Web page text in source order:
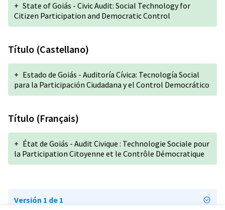
+ State of Goiás - Civic Audit: Social Technology for
Citizen Participation and Democratic Control
Título (Castellano)
+ Estado de Goiás - Auditoría Cívica: Tecnología Social
para la Participación Ciudadana y el Control Democrático
Título (Français)
+ État de Goiás - Audit Civique : Technologie Sociale pour
la Participation Citoyenne et le Contrôle Démocratique
Versión 1 de 1